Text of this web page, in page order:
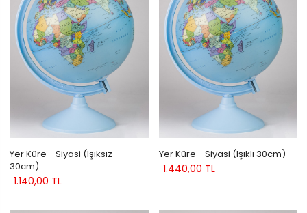
Yer Küre - Siyasi (Işıksız -
30cm)
1.140,00 TL
Yer Küre - Siyasi (Işıklı 30cm)
1.440,00 TL